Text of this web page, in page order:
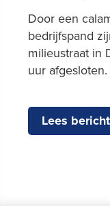
Door een
bedrijfspand
milieustraat in
uur
Lees bericht